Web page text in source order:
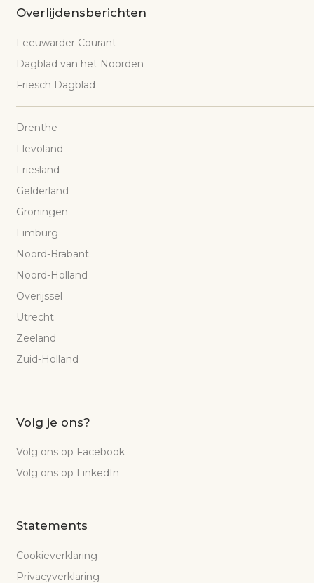
Overlijdensberichten
Leeuwarder Courant
Dagblad van het Noorden
Friesch Dagblad
Drenthe
Flevoland
Friesland
Gelderland
Groningen
Limburg
Noord-Brabant
Noord-Holland
Overijssel
Utrecht
Zeeland
Zuid-Holland
Volg je ons?
Volg ons op Facebook
Volg ons op LinkedIn
Statements
Cookieverklaring
Privacyverklaring